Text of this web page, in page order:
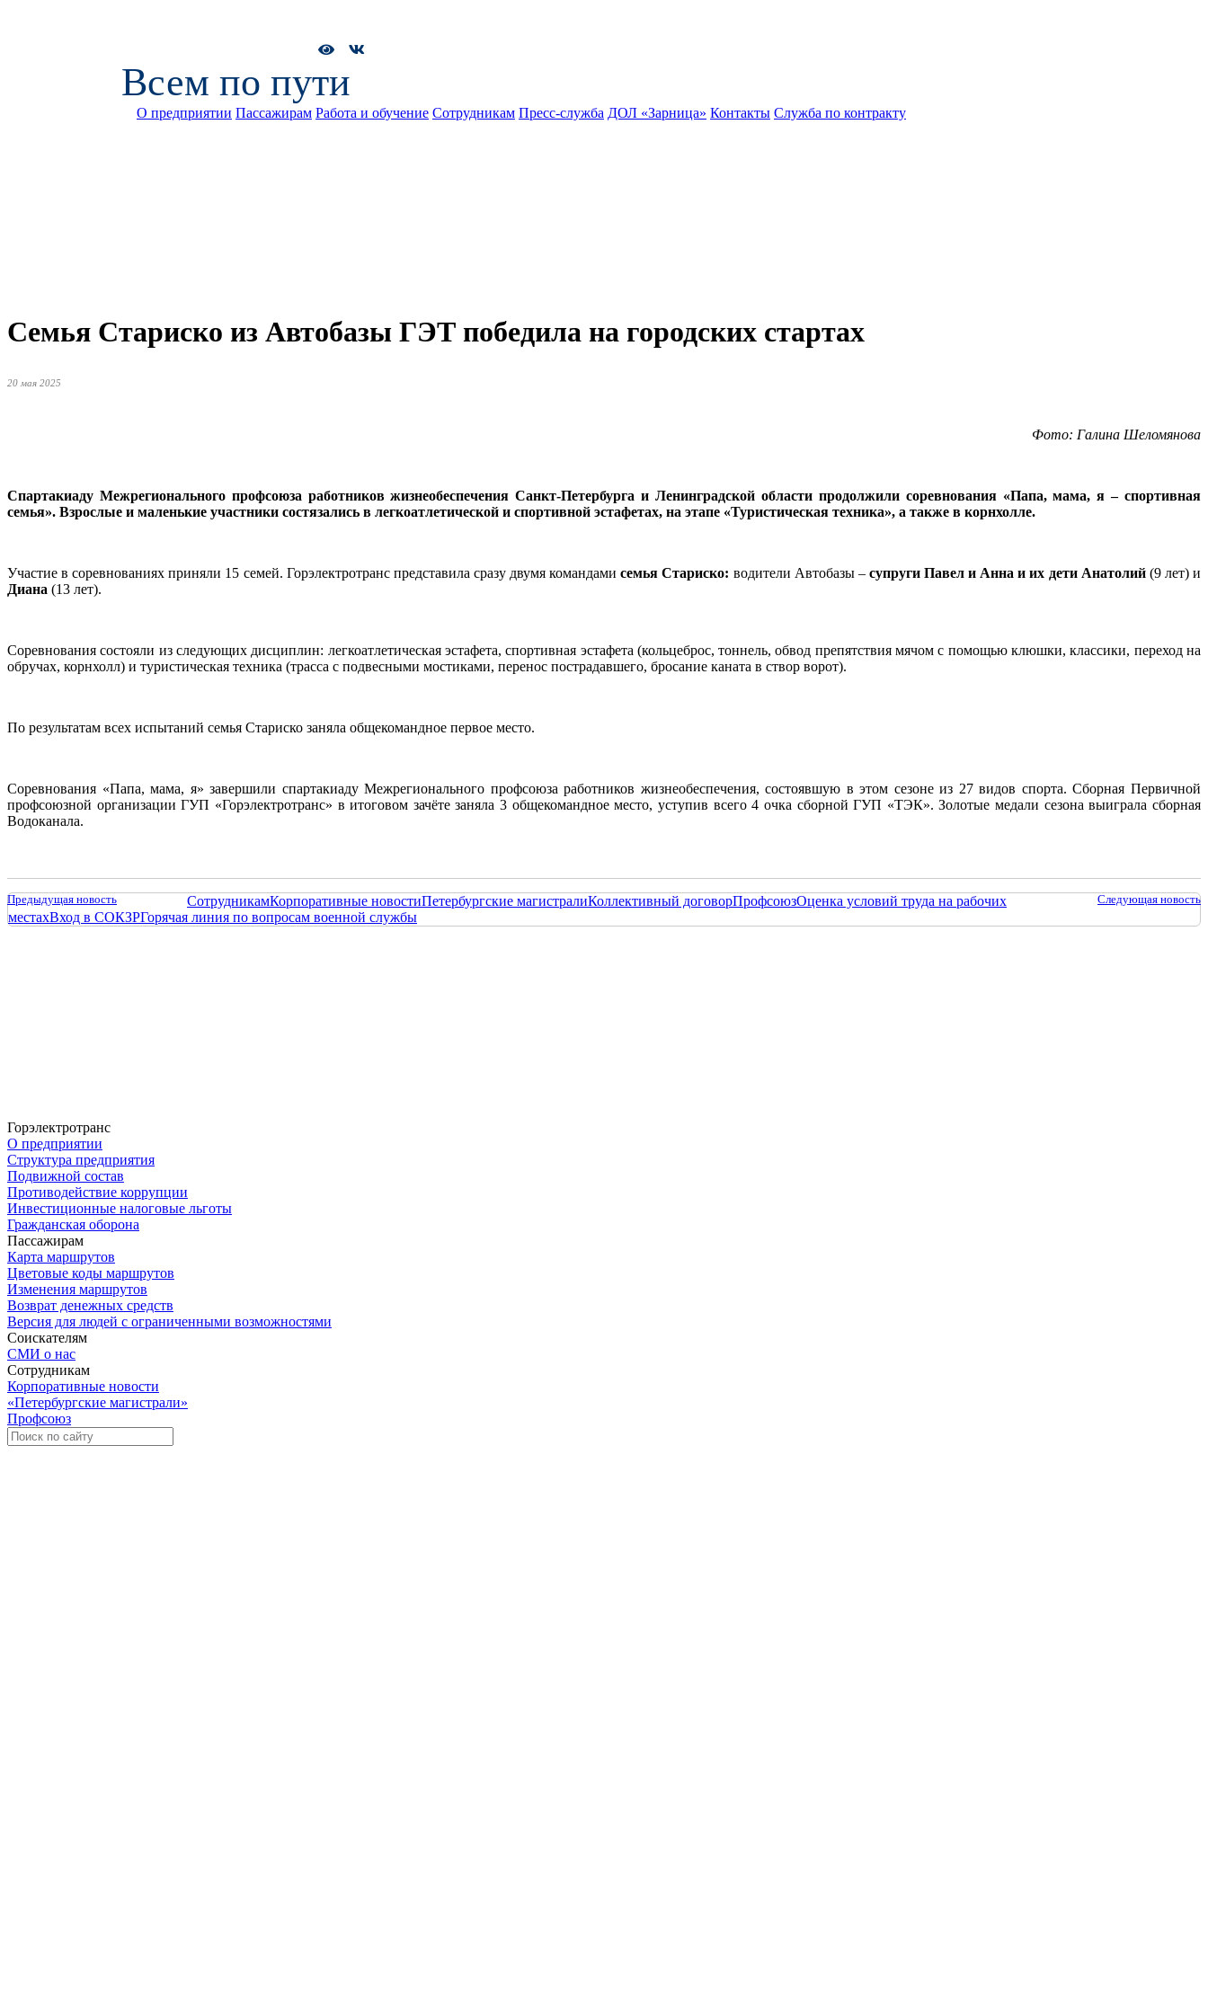
Всем по пути
О предприятии Пассажирам Работа и обучение Сотрудникам Пресс-служба ДОЛ «Зарница» Контакты Служба по контракту
Семья Стариско из Автобазы ГЭТ победила на городских стартах
20 мая 2025
Фото: Галина Шеломянова
Спартакиаду Межрегионального профсоюза работников жизнеобеспечения Санкт-Петербурга и Ленинградской области продолжили соревнования «Папа, мама, я – спортивная
семья». Взрослые и маленькие участники состязались в легкоатлетической и спортивной эстафетах, на этапе «Туристическая техника», а также в корнхолле.
Участие в соревнованиях приняли 15 семей. Горэлектротранс представила сразу двумя командамисемья Стариско: водители Автобазы – супруги Павел и Анна и их дети Анатолий(9 лет) и
Диана (13 лет).
Соревнования состояли из следующих дисциплин: легкоатлетическая эстафета, спортивная эстафета (кольцеброс, тоннель, обвод препятствия мячом с помощью клюшки, классики, переход на
обручах, корнхолл) и туристическая техника (трасса с подвесными мостиками, перенос пострадавшего, бросание каната в створ ворот).
По результатам всех испытаний семья Стариско заняла общекомандное первое место.
Соревнования «Папа, мама, я» завершили спартакиаду Межрегионального профсоюза работников жизнеобеспечения, состоявшую в этом сезоне из 27 видов спорта. Сборная Первичной
профсоюзной организации ГУП «Горэлектротранс» в итоговом зачёте заняла 3 общекомандное место, уступив всего 4 очка сборной ГУП «ТЭК». Золотые медали сезона выиграла сборная
Водоканала.
Предыдущая новость Следующая новость
СотрудникамКорпоративные новостиПетербургские магистралиКоллективный договорПрофсоюзОценка условий труда на рабочих
местахВход в СОКЗРГорячая линия по вопросам военной службы
Горэлектротранс
О предприятии
Структура предприятия
Подвижной состав
Противодействие коррупции
Инвестиционные налоговые льготы
Гражданская оборона
Пассажирам
Карта маршрутов
Цветовые коды маршрутов
Изменения маршрутов
Возврат денежных средств
Версия для людей с ограниченными возможностями
Соискателям
СМИ о нас
Сотрудникам
Корпоративные новости
«Петербургские магистрали»
Профсоюз